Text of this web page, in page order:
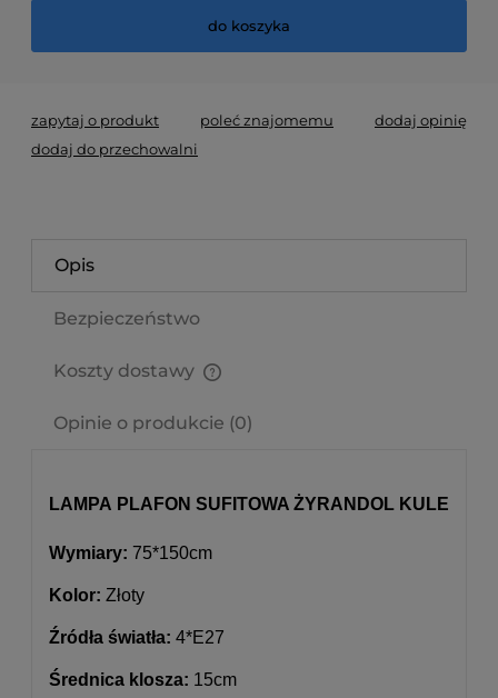
do koszyka
zapytaj o produkt poleć znajomemu
dodaj opinię
dodaj do przechowalni
Opis
Bezpieczeństwo
Koszty dostawy
Opinie o produkcie (0)
LAMPA PLAFON SUFITOWA ŻYRANDOL KULE
Wymiary: 75*150cm
Kolor: Złoty
Źródła światła: 4*E27
Średnica klosza: 15cm